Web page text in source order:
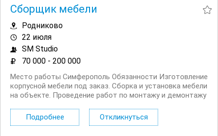
Сборщик мебели
Родниково
22 июля
SM Studio
70 000 - 200 000
Место работы Симферополь Обязанности Изготовление
корпусной мебели под заказ. Сборка и установка мебели
на объекте. Проведение работ по монтажу и демонтажу
обработки акрилового камня Требования Опыт работы
в сборке мебели от 1 года. Знание...
Подробнее Откликнуться